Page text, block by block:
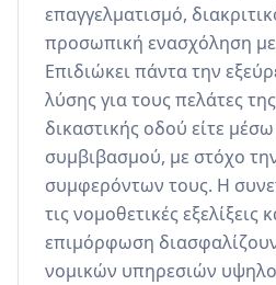
επαγγελματισμό,
προσωπική ενασχόληση
Επιδιώκει πάντα την
λύσης για τους πελάτες
δικαστικής οδού είτε
συμβιβασμού, με στόχο
συμφερόντων τους. Η
τις νομοθετικές εξελίξεις
επιμόρφωση
νομικών υπηρεσιών